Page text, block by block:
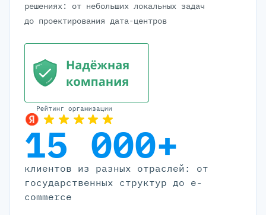
решениях: от небольших локальных задач
до проектирования дата-центров
15 000+
клиентов из разных отраслей: от
государственных структур до e-
commerce